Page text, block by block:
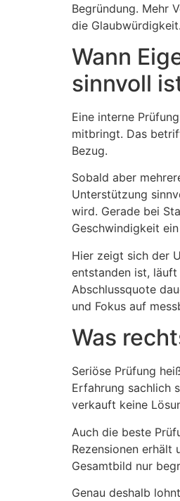
Begründung. Mehr
die Glaubwürdigkeit.
Wann
sinnvoll
Eine interne
mitbringt. Das
Bezug.
Sobald aber
Unterstützung
wird. Gerade bei
Geschwindigkeit
Hier zeigt sich der
entstanden ist,
Abschlussquote
und Fokus auf
Was
Seriöse Prüfung
Erfahrung sachlich
verkauft keine
Auch die beste
Rezensionen
Gesamtbild nur
Genau deshalb